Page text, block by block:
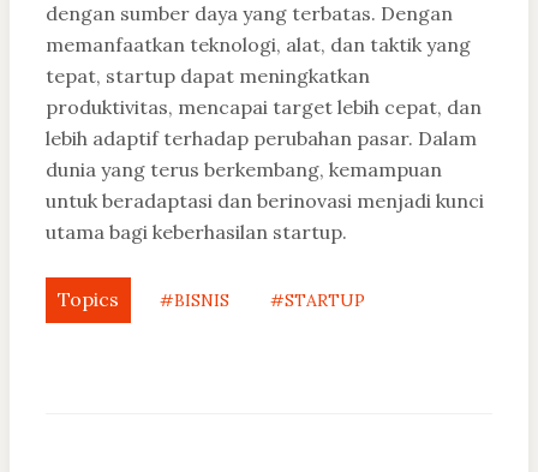
dengan sumber daya yang terbatas. Dengan
memanfaatkan teknologi, alat, dan taktik yang
tepat, startup dapat meningkatkan
produktivitas, mencapai target lebih cepat, dan
lebih adaptif terhadap perubahan pasar. Dalam
dunia yang terus berkembang, kemampuan
untuk beradaptasi dan berinovasi menjadi kunci
utama bagi keberhasilan startup.
Topics #BISNIS #STARTUP